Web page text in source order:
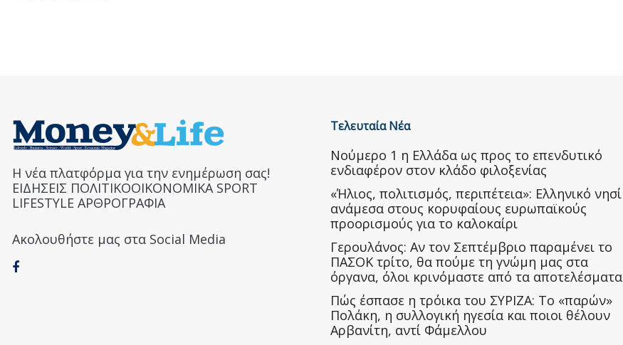
Η νέα πλατφόρμα για την ενημέρωση σας!
ΕΙΔΗΣΕΙΣ ΠΟΛΙΤΙΚΟΟΙΚΟΝΟΜΙΚΑ SPORT
LIFESTYLE ΑΡΘΡΟΓΡΑΦΙΑ
Ακολουθήστε μας στα Social Media
Τελευταία Νέα
Nούμερο 1 η Ελλάδα ως προς το επενδυτικό
ενδιαφέρον στον κλάδο φιλοξενίας
«Ήλιος, πολιτισμός, περιπέτεια»: Ελληνικό νησί
ανάμεσα στους κορυφαίους ευρωπαϊκούς
προορισμούς για το καλοκαίρι
Γερουλάνος: Αν τον Σεπτέμβριο παραμένει το
ΠΑΣΟΚ τρίτο, θα πούμε τη γνώμη μας στα
όργανα, όλοι κρινόμαστε από τα αποτελέσματα
Πώς έσπασε η τρόικα του ΣΥΡΙΖΑ: Το «παρών»
Πολάκη, η συλλογική ηγεσία και ποιοι θέλουν
Αρβανίτη, αντί Φάμελλου